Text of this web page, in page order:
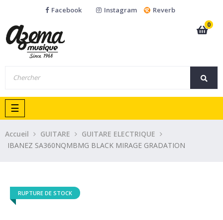
Facebook Instagram
Reverb
0
Basculer
la
navigation
☰
Accueil GUITARE
GUITARE ELECTRIQUE
IBANEZ SA360NQMBMG BLACK MIRAGE GRADATION
RUPTURE DE STOCK